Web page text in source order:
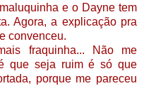
e o Dayne tem
Agora, a explicação pra
convenceu.
fraquinha... Não me
que seja ruim é só que
porque me pareceu